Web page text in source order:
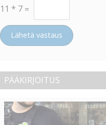
11 * 7 =
Lähetä vastaus
PÄÄKIRJOITUS